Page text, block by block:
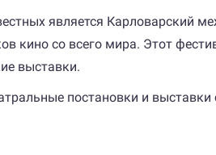
является Карловарский
кино со всего мира. Этот
выставки.
постановки и выставки